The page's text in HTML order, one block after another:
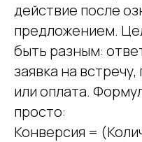
действие после
предложением.
быть разным:
заявка на
или оплата.
просто:
Конверсия =